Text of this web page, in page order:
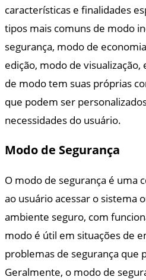
características e finalidades
tipos mais comuns de modo
segurança, modo de
edição, modo de
de modo tem suas próprias
que podem ser
necessidades do usuário.
Modo de Segurança
O modo de segurança é uma
ao usuário acessar o sistema
ambiente seguro, com
modo é útil em situações de
problemas de segurança que
Geralmente, o modo de